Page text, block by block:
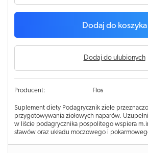
Dodaj do koszyka
Dodaj do ulubionych
Producent: Flos
Suplement diety Podagrycznik ziele
przygotowywania ziołowych naparów.
w liście podagrycznika pospolitego wspiera
stawów oraz układu moczowego i